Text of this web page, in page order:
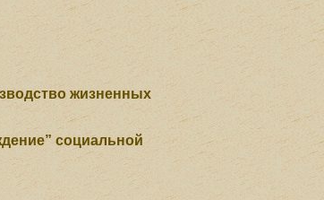
жизненных
социальной